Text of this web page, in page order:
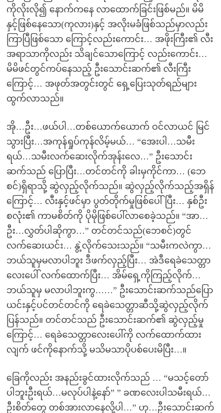
ကိုလိုးလို၍ နောက်ကနေ လာထောက်ခြင်းဖြစ်မည်။ မိမိ
နှင့်ဖြစ်နေသော(ကုလား)နှင့် အလိုးမခံဖြစ်သည်မှာလည်း
ကြာပြီဖြစ်သော ကြောင့်လည်းကောင်း… အဖိုးကြီး၏ လီး
အရာသာကိုလည်း သိချင်သောကြောင့် လည်းကောင်း…
မိမိဖင်တွင်ကပ်နေသည့် ဦးသောင်းဆက်၏ လီးကြီး
ကြောင့်… အဖုတ်အတွင်းတွင် ရှေ့ပြေးသုတ်ရည်များ
ထွက်လာသည်။
အို…ဦး…ဖယ်ပါ…တစ်ယောက်ယောက် ဝင်လာယင် မြင်
သွားပြီး…အကုန်ရှုပ်ကုန်လိမ့်မယ်… “အေးပါ…သမီး
ရယ်…သမီးလက်ဆေးလိုက်အုန်းလေ…” ဦးသောင်း
ဆက်သည် ပြောပြီး…တင်တင်ကို ခါးမှကိုင်ကာ… (ဘေ
စင်)ရှိရာသို့ ဆွဲလှည့်လိုက်သည်။ ဆွဲလှည့်လိုက်သည့်အရှိန်
ကြောင့်… လီးနှင့်ဖင်မှာ ပွတ်တိုက်မှုဖြစ်ပေါ်ပြီး… နှစ်ဦး
စလုံး၏ ကာမစိတ်ကို ပိုမိုဖြစ်ပေါ်လာစေခဲ့သည်။ “အာ…
ဦး…လွှတ်ပါဆိုကွာ…” တင်တင်သည်(ဘေစင်)တွင်
လက်ဆေးယင်း… နွဲ့လိုက်သေးသည်။ “သမီးကလဲကွာ…
ဘယ်သူမှမလာပါဘူး ဒီဖက်လှည့်ပြီး… အဲဒီရေခဲသေတ္တာ
လေးပေါ် လက်ထောက်ပြီး… အိမ်ရှေ့ကိုကြည့်လိုက်…
ဘယ်သူမှ မလာပါဘူးကွ……” ဦးသောင်းဆက်သည်ပြော
ယင်းနှင့်ပင်တင်တင်ကို ရေခဲသေတ္တာဆီသို့ဆွဲလှည့်လိုက်
ပြန်သည်။ တင်တင်သည် ဦးသောင်းဆက်၏ ဆွဲလှည့်မှု
ကြောင့်… ရေခဲသေတ္တာလေးပေါ်ကို လက်ထောက်ထား
လျက် ဖင်ကိုနောက်သို့ မသိမသာပိုပစ်ပေးမိပြီး…။
ခြေကိုလည်း အနည်းခွင်ထားလိုက်သည် … “မသင့်တော်
ပါဘူးဦးရယ်…မလုပ်ပါနဲ့နော်” ” ခဏလေးပါသမီးရယ်…
ဦးစိတ်တွေ တစ်အားလာနေလို့ပါ…” ဟု…ဦးသောင်းဆက်